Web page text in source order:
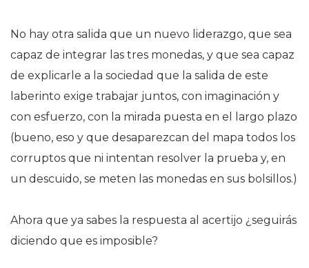
No hay otra salida que un nuevo liderazgo, que sea
capaz de integrar las tres monedas, y que sea capaz
de explicarle a la sociedad que la salida de este
laberinto exige trabajar juntos, con imaginación y
con esfuerzo, con la mirada puesta en el largo plazo
(bueno, eso y que desaparezcan del mapa todos los
corruptos que ni intentan resolver la prueba y, en
un descuido, se meten las monedas en sus bolsillos.)
Ahora que ya sabes la respuesta al acertijo ¿seguirás
diciendo que es imposible?